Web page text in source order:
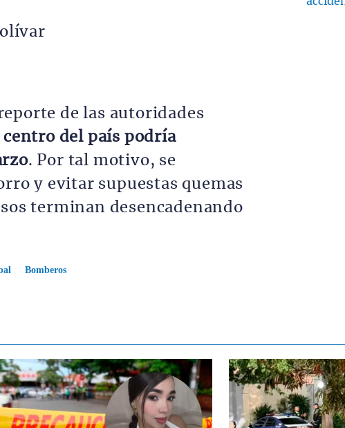
de las autoridades
del país podría
. Por tal motivo, se
y evitar supuestas quemas
terminan desencadenando
Bomberos
principal Contenido multimedia